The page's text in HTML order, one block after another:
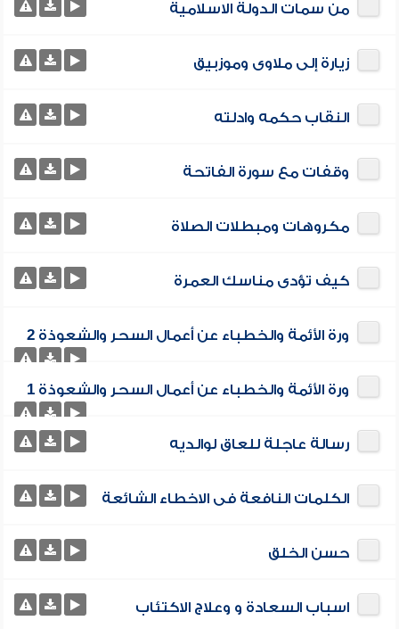
من سمات الدولة الاسلامية
زيارة إلى ملاوى وموزبيق
النقاب حكمه وادلته
وقفات مع سورة الفاتحة
مكروهات ومبطلات الصلاة
كيف تؤدى مناسك العمرة
ورة الأئمة والخطباء عن أعمال السحر والشعوذة 2
ورة الأئمة والخطباء عن أعمال السحر والشعوذة 1
رسالة عاجلة للعاق لوالديه
الكلمات النافعة فى الاخطاء الشائعة
حسن الخلق
اسباب السعادة و وعلاج الاكتئاب